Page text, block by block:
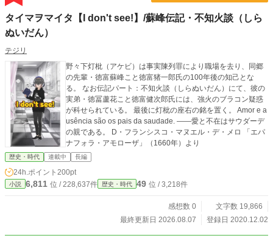
タイマヲマイタ【I don't see!】/蘇峰伝記・不知火談（しら
ぬいだん）
テジリ
野々下灯枇（アケビ）は事実陳列罪により職場を去り、同郷
の先輩・徳富蘇峰こと徳富猪一郎氏の100年後の知己とな
る。 なお伝記パート：不知火談（しらぬいだん）にて、彼の
実弟・徳冨蘆花こと徳富健次郎氏には、強火のブラコン疑惑
が科せられている。 最後に灯枇の座右の銘を置く。 Amor e a
usência são os pais da saudade. ――愛と不在はサウダーデ
の親である。 D・フランシスコ・マヌエル・デ・メロ 「エパ
ナフォラ・アモローザ」（1660年）より
歴史・時代 連載中 長編
24h.ポイント 200pt
小説 6,811 位 / 228,637件 歴史・時代 49 位 / 3,218件
感想数 0
文字数 19,866
最終更新日 2026.08.07
登録日 2020.12.02